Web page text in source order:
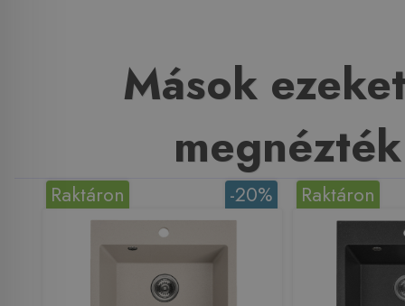
Mások
megnézték
-20%
Raktáron Raktáron